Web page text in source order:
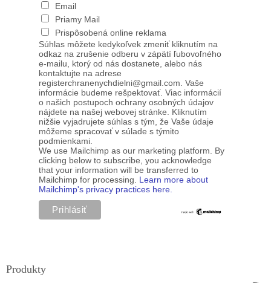
Email
Priamy Mail
Prispôsobená online reklama
Súhlas môžete kedykoľvek zmeniť kliknutím na
odkaz na zrušenie odberu v zápätí ľubovoľného
e-mailu, ktorý od nás dostanete, alebo nás
kontaktujte na adrese
registerchranenychdielni@gmail.com. Vaše
informácie budeme rešpektovať. Viac informácií
o našich postupoch ochrany osobných údajov
nájdete na našej webovej stránke. Kliknutím
nižšie vyjadrujete súhlas s tým, že Vaše údaje
môžeme spracovať v súlade s týmito
podmienkami.
We use Mailchimp as our marketing platform. By
clicking below to subscribe, you acknowledge
that your information will be transferred to
Mailchimp for processing. Learn more about
Mailchimp's privacy practices here.
Produkty